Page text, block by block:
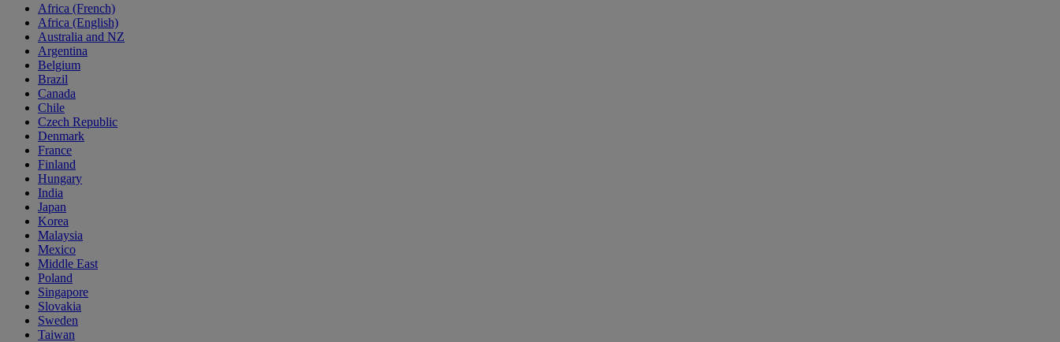
Africa (French)
Africa (English)
Australia and NZ
Argentina
Belgium
Brazil
Canada
Chile
Czech Republic
Denmark
France
Finland
Hungary
India
Japan
Korea
Malaysia
Mexico
Middle East
Poland
Singapore
Slovakia
Sweden
Taiwan